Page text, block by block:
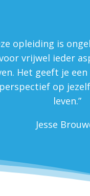
opleiding is
vrijwel ieder
Het geeft je
perspectief op
leven.”
Jesse